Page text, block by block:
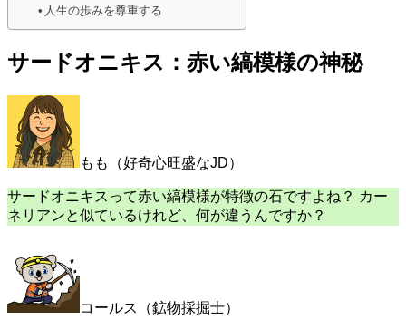
人生の歩みを尊重する
サードオニキス：赤い縞模様の神秘
もも（好奇心旺盛なJD）
サードオニキスって赤い縞模様が特徴の石ですよね？ カー
ネリアンと似ているけれど、何が違うんですか？
コールス（鉱物採掘士）